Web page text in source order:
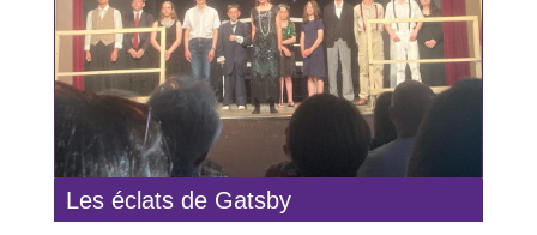
Les éclats de Gatsby